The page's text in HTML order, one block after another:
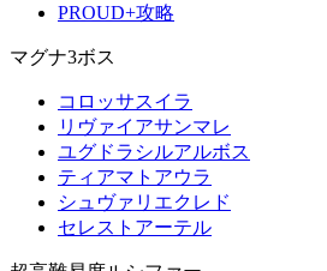
PROUD+攻略
マグナ3ボス
コロッサスイラ
リヴァイアサンマレ
ユグドラシルアルボス
ティアマトアウラ
シュヴァリエクレド
セレストアーテル